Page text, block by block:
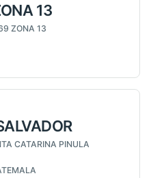
13
ZONA 13
CATARINA PINULA